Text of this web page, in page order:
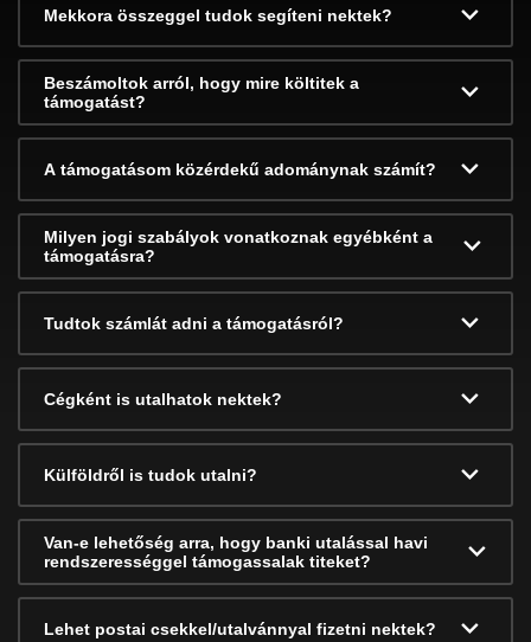
Mekkora összeggel tudok segíteni nektek?
Beszámoltok arról, hogy mire költitek a
támogatást?
A támogatásom közérdekű adománynak számít?
Milyen jogi szabályok vonatkoznak egyébként a
támogatásra?
Tudtok számlát adni a támogatásról?
Cégként is utalhatok nektek?
Külföldről is tudok utalni?
Van-e lehetőség arra, hogy banki utalással havi
rendszerességgel támogassalak titeket?
Lehet postai csekkel/utalvánnyal fizetni nektek?